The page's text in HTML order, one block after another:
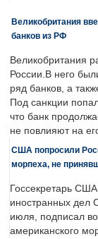
Великобритания
банков из РФ
Великобритания
России.В него
ряд банков, а
Под санкции
что банк
не повлияют на
США попросили
морпеха, не
Госсекретарь
иностранных дел
июля, подписал
американского